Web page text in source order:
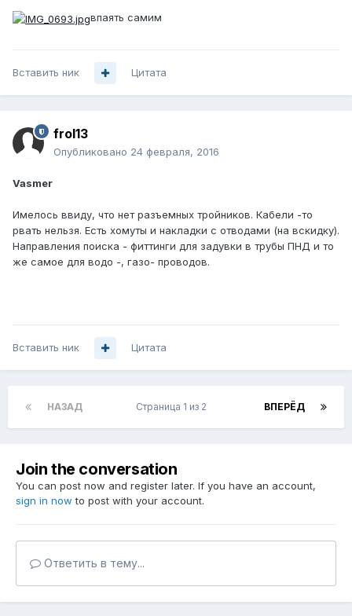
впаять самим
Вставить ник Цитата
frol13
Опубликовано 24 февраля, 2016
Vasmer
Имелось ввиду, что нет разъемных тройников. Кабели -то
рвать нельзя. Есть хомуты и накладки с отводами (на вскидку).
Направления поиска - фиттинги для задувки в трубы ПНД и то
же самое для водо -, газо- проводов.
Вставить ник Цитата
НАЗАД ВПЕРЁД
Страница 1 из 2
Join the conversation
You can post now and register later. If you have an account,
sign in now to post with your account.
Ответить в тему...